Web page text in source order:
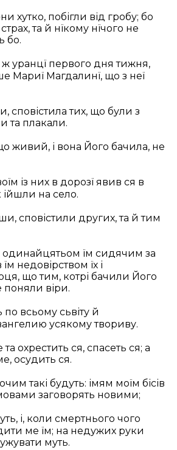
хутко, побігли від гробу; бо
та й нїкому нїчого не
бо.
уранцї первого дня тижня,
Мариї Магдалинї, що з неї
сповістила тих, що були з
та плакали.
живий, і вона Його бачила, не
із них в дорозї явив ся в
на село.
сповістили других, та й тим
одинайцятьом їм сидячим за
недовірством їх і
що тим, котрі бачили Його
поняли віри.
по всьому сьвіту й
усякому твориву.
та охрестить ся, спасеть ся; а
осудить ся.
такі будуть: імям моїм бісів
заговорять новими;
і, коли смертнього чого
ме їм; на недужих руки
муть.